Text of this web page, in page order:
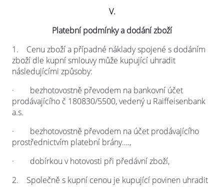
V.
Platební podmínky a dodání zboží
1. Cenu zboží a případné náklady spojené s dodáním
zboží dle kupní smlouvy může kupující uhradit
následujícími způsoby:
· bezhotovostně převodem na bankovní účet
prodávajícího č 180830/5500, vedený u Raiffeisenbank
a.s.
· bezhotovostně převodem na účet prodávajícího
prostřednictvím platební brány….,
· dobírkou v hotovosti při předávní zboží,
2. Společně s kupní cenou je kupující povinen uhradit